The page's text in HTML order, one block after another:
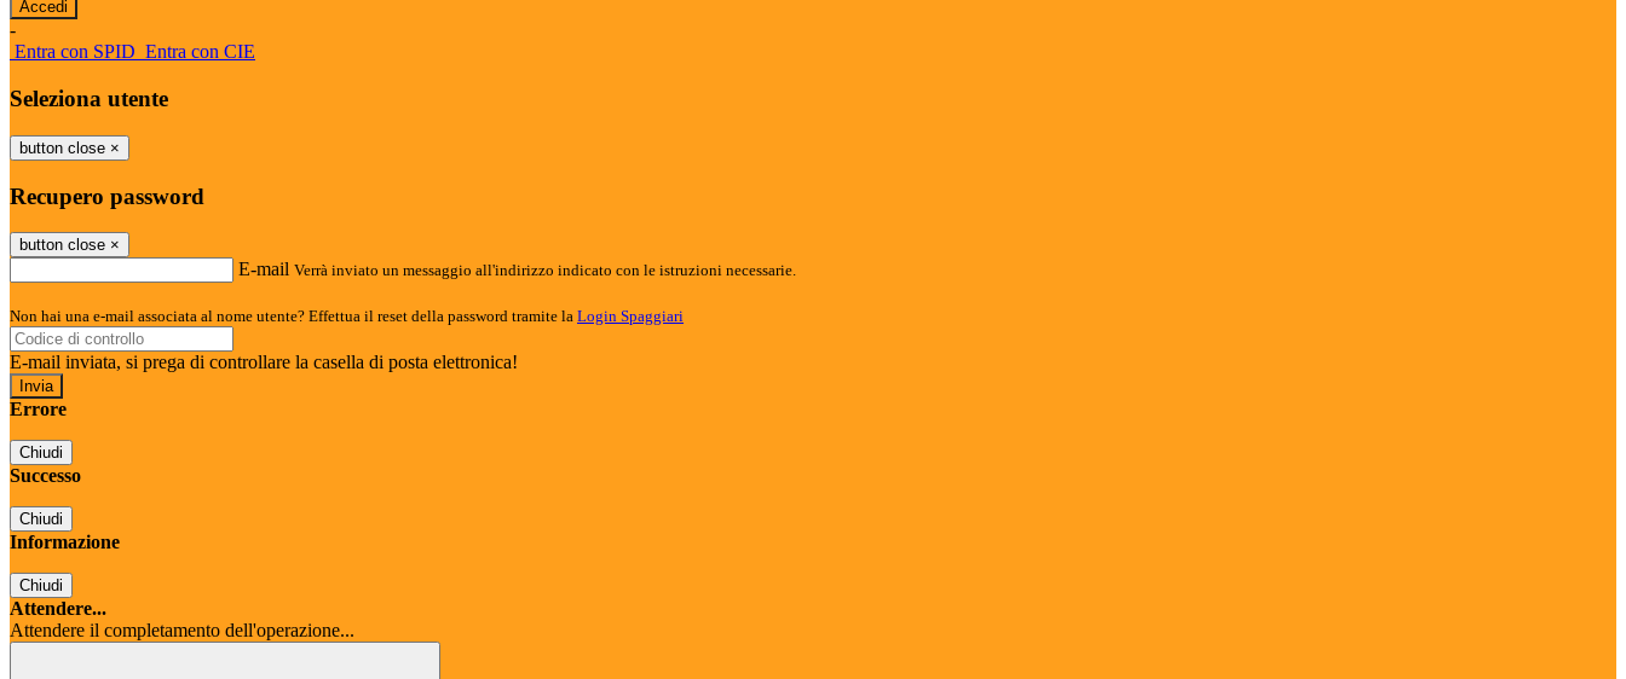
-
Entra con SPID Entra con CIE
Seleziona utente
button close ×
Recupero password
button close ×
E-mail Verrà inviato un messaggio all'indirizzo indicato con le istruzioni necessarie.
Non hai una e-mail associata al nome utente? Effettua il reset della password tramite la Login Spaggiari
E-mail inviata, si prega di controllare la casella di posta elettronica!
Errore
Chiudi
Successo
Chiudi
Informazione
Chiudi
Attendere...
Attendere il completamento dell'operazione...